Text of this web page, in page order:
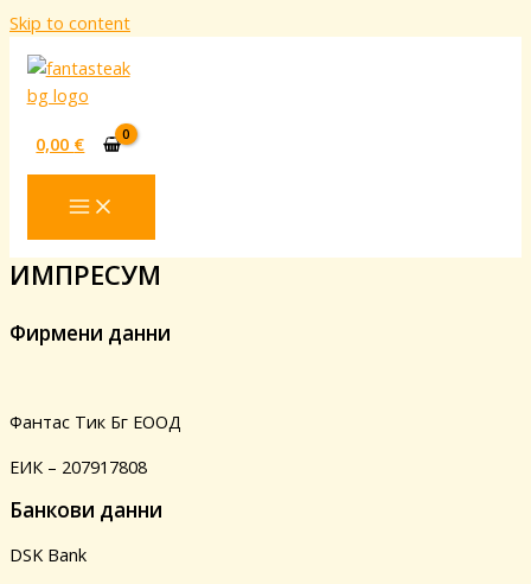
Skip to content
0,00 €
ИМПРЕСУМ
Фирмени данни
Фантас Тик Бг ЕООД
ЕИК – 207917808
Банкови данни
DSK Bank